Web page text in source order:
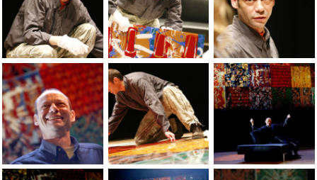
Photos by Yves Petit, Jean-Pierre Sergent in front of the set
Photos by Yves Petit, Jean-Pierre
Photos by Yves
Photos by Yves Petit, Jean-Pierre Sergent in front of the set
Jean-Pierre Sergent at the set design of
Jean-Pierre